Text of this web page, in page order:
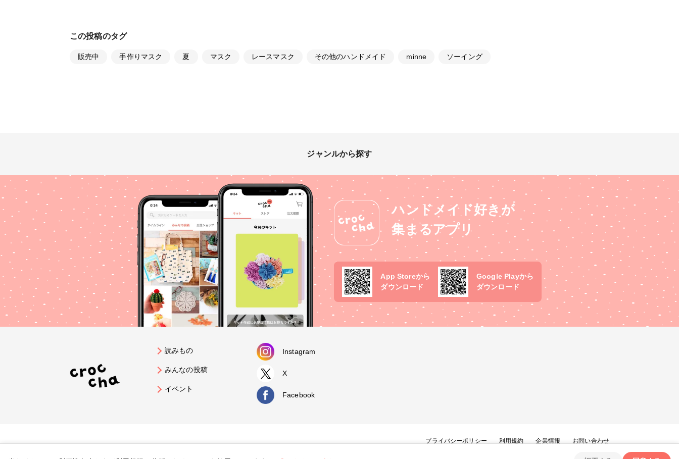
この投稿のタグ
販売中 手作りマスク 夏 マスク レースマスク その他のハンドメイド minne ソーイング
ジャンルから探す
ハンドメイド好きが
集まるアプリ
App Storeから
ダウンロード
Google Playから
ダウンロード
読みもの
みんなの投稿
イベント
Instagram
X
Facebook
プライバシーポリシー 利用規約 企業情報 お問い合わせ